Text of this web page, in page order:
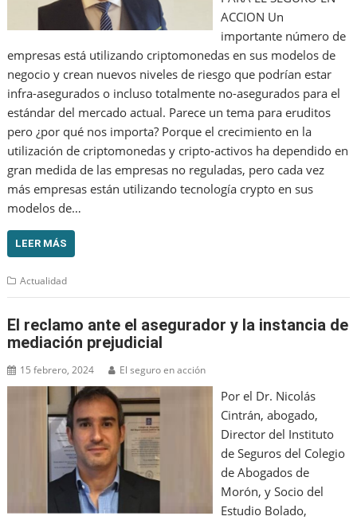
ACCION Un
importante número de
empresas está utilizando criptomonedas en sus modelos de
negocio y crean nuevos niveles de riesgo que podrían estar
infra-asegurados o incluso totalmente no-asegurados para el
estándar del mercado actual. Parece un tema para eruditos
pero ¿por qué nos importa? Porque el crecimiento en la
utilización de criptomonedas y cripto-activos ha dependido en
gran medida de las empresas no reguladas, pero cada vez
más empresas están utilizando tecnología crypto en sus
modelos de…
LEER MÁS
Actualidad
El reclamo ante el asegurador y la instancia de
mediación prejudicial
15 febrero, 2024 El seguro en acción
Por el Dr. Nicolás
Cintrán, abogado,
Director del Instituto
de Seguros del Colegio
de Abogados de
Morón, y Socio del
Estudio Bolado,